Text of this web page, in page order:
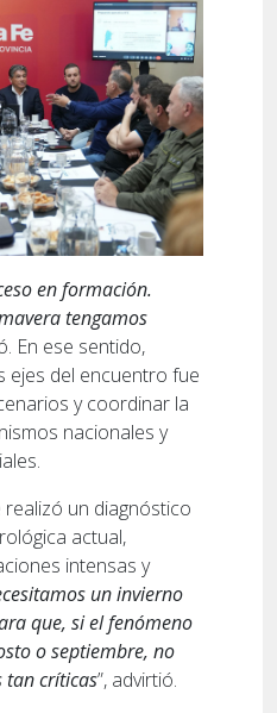
en formación.
tengamos
En ese sentido,
ejes del encuentro fue
y coordinar la
nacionales y
un diagnóstico
actual,
intensas y
un invierno
que, si el fenómeno
o septiembre, no
tan críticas”, advirtió.